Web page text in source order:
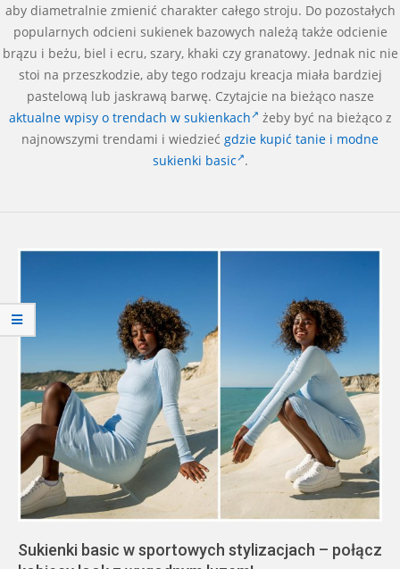
aby diametralnie zmienić charakter całego stroju. Do pozostałych
popularnych odcieni sukienek bazowych należą także odcienie
brązu i beżu, biel i ecru, szary, khaki czy granatowy. Jednak nic nie
stoi na przeszkodzie, aby tego rodzaju kreacja miała bardziej
pastelową lub jaskrawą barwę. Czytajcie na bieżąco nasze
aktualne wpisy o trendach w sukienkach
żeby być na bieżąco z
najnowszymi trendami i wiedzieć gdzie kupić tanie i modne
sukienki basic .
Sukienki basic w sportowych stylizacjach – połącz